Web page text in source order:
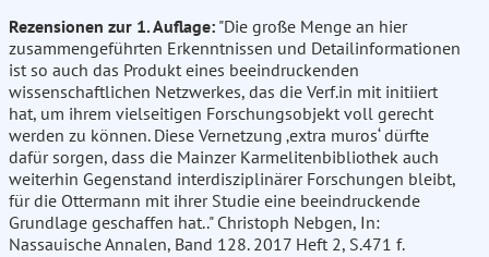
Rezensionen zur 1. Auflage: "Die große Menge an hier
zusammengeführten Erkenntnissen und Detailinformationen
ist so auch das Produkt eines beeindruckenden
wissenschaftlichen Netzwerkes, das die Verf.in mit initiiert
hat, um ihrem vielseitigen Forschungsobjekt voll gerecht
werden zu können. Diese Vernetzung ‚extra muros‘ dürfte
dafür sorgen, dass die Mainzer Karmelitenbibliothek auch
weiterhin Gegenstand interdisziplinärer Forschungen bleibt,
für die Ottermann mit ihrer Studie eine beeindruckende
Grundlage geschaffen hat.." Christoph Nebgen, In:
Nassauische Annalen, Band 128. 2017 Heft 2, S.471 f.